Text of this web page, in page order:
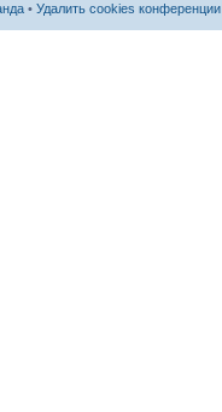
• Удалить cookies конференции